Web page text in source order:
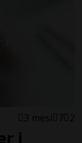
3 mesi 7 2
i